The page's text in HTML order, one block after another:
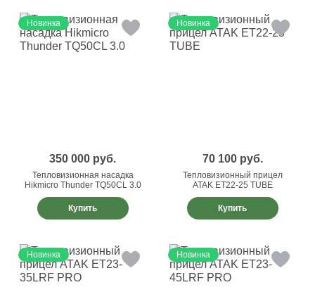
Новинка
350 000 руб.
Тепловизионная насадка
Hikmicro Thunder TQ50CL 3.0
Купить
Новинка
70 100 руб.
Тепловизионный прицел
ATAK ET22-25 TUBE
Купить
Новинка Новинка